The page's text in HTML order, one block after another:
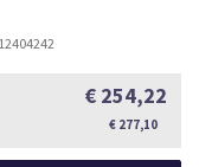
€ 254,22
€ 277,10